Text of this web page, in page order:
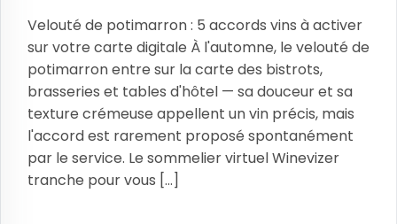
Velouté de potimarron : 5 accords vins à activer
sur votre carte digitale À l'automne, le velouté de
potimarron entre sur la carte des bistrots,
brasseries et tables d'hôtel — sa douceur et sa
texture crémeuse appellent un vin précis, mais
l'accord est rarement proposé spontanément
par le service. Le sommelier virtuel Winevizer
tranche pour vous [...]